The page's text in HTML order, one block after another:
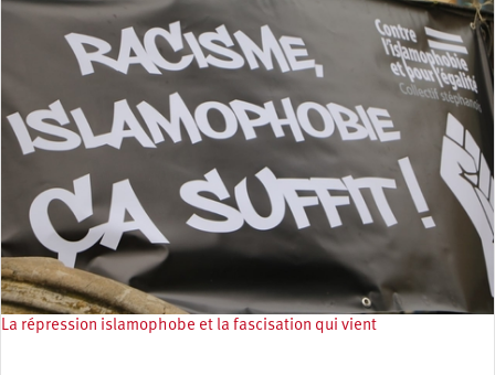
La répression islamophobe et la fascisation qui vient